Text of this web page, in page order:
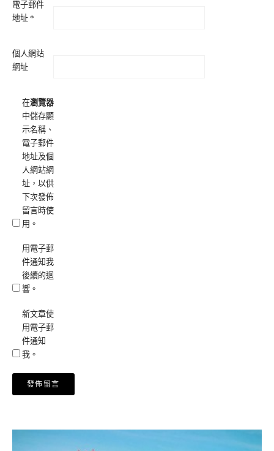
電子郵件
地址 *
個人網站
網址
在瀏覽器
中儲存顯
示名稱、
電子郵件
地址及個
人網站網
址，以供
下次發佈
留言時使
用。
用電子郵
件通知我
後續的迴
響。
新文章使
用電子郵
件通知
我。